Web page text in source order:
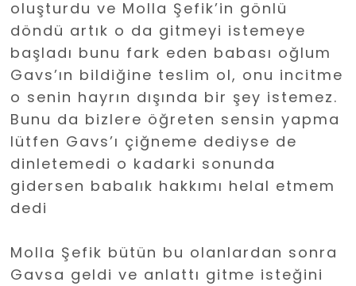
oluşturdu ve Molla Şefik’in gönlü
döndü artık o da gitmeyi istemeye
başladı bunu fark eden babası oğlum
Gavs’ın bildiğine teslim ol, onu incitme
o senin hayrın dışında bir şey istemez.
Bunu da bizlere öğreten sensin yapma
lütfen Gavs’ı çiğneme dediyse de
dinletemedi o kadarki sonunda
gidersen babalık hakkımı helal etmem
dedi
Molla Şefik bütün bu olanlardan sonra
Gavsa geldi ve anlattı gitme isteğini